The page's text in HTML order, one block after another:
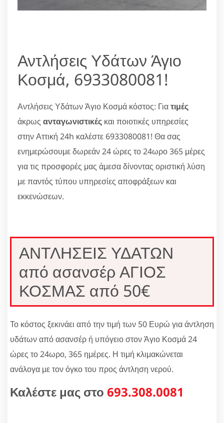
Αντλήσεις Υδάτων Άγιο
Κοσμά, 6933080081!
Αντλήσεις Υδάτων Άγιο Κοσμά κόστος: Γιατιμές
άκρως ανταγωνιστικές και ποιοτικές υπηρεσίες
στην Αττική 24h καλέστε 6933080081! Θα σας
ενημερώσουμε δωρεάν 24 ώρες το 24ωρο 365 μέρες
για τις προσφορές μας άμεσα δίνοντας οριστική λύση
με παντός τύπου υπηρεσίες αποφράξεων και
εκκενώσεων.
ΑΝΤΛΗΣΕΙΣ ΥΔΑΤΩΝ
από ασανσέρ ΑΓΙΟΣ
ΚΟΣΜΑΣ από 50€
Το κόστος ξεκινάει από την τιμή των 50 Ευρώ για άντληση
υδάτων από ασανσέρ ή υπόγειο στον Άγιο Κοσμά 24
ώρες το 24ωρο, 365 ημέρες. Η τιμή κλιμακώνεται
ανάλογα με τον όγκο του προς άντληση νερού.
Καλέστε μας στο 693.308.0081